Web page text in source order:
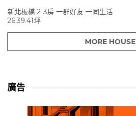
新北板橋 2-3房 一群好友 一同生活
26.39.41坪
MORE HOUSE
廣告